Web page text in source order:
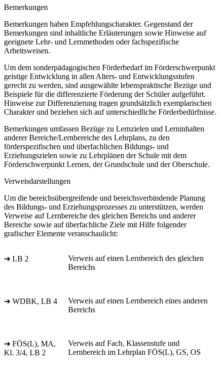
Bemerkungen
Bemerkungen haben Empfehlungscharakter. Gegenstand der
Bemerkungen sind inhaltliche Erläuterungen sowie Hinweise auf
geeignete Lehr- und Lernmethoden oder fachspezifische
Arbeitsweisen.
Um dem sonderpädagogischen Förderbedarf im Förderschwerpunkt
geistige Entwicklung in allen Alters- und Entwicklungsstufen
gerecht zu werden, sind ausgewählte lebenspraktische Bezüge und
Beispiele für die differenzierte Förderung der Schüler aufgeführt.
Hinweise zur Differenzierung tragen grundsätzlich exemplarischen
Charakter und beziehen sich auf unterschiedliche Förderbedürfnisse.
Bemerkungen umfassen Bezüge zu Lernzielen und Lerninhalten
anderer Bereiche/Lernbereiche des Lehrplans, zu den
förderspezifischen und überfachlichen Bildungs- und
Erziehungszielen sowie zu Lehrplänen der Schule mit dem
Förderschwerpunkt Lernen, der Grundschule und der Oberschule.
Verweisdarstellungen
Um die bereichsübergreifende und bereichsverbindende Planung
des Bildungs- und Erziehungsprozesses zu unterstützen, werden
Verweise auf Lernbereiche des gleichen Bereichs und anderer
Bereiche sowie auf überfachliche Ziele mit Hilfe folgender
grafischer Elemente veranschaulicht:
➔ LB 2
Verweis auf einen Lernbereich des gleichen
Bereichs
➔ WDBK, LB 4
Verweis auf einen Lernbereich eines anderen
Bereichs
➔ FÖS(L), MA,
Kl. 3/4, LB 2
Verweis auf Fach, Klassenstufe und
Lernbereich im Lehrplan FÖS(L), GS, OS